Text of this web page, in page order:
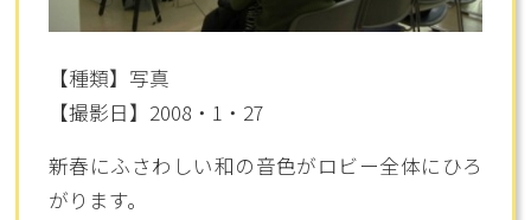
【種類】写真
【撮影日】2008・1・27
新春にふさわしい和の音色がロビー全体にひろ
がります。